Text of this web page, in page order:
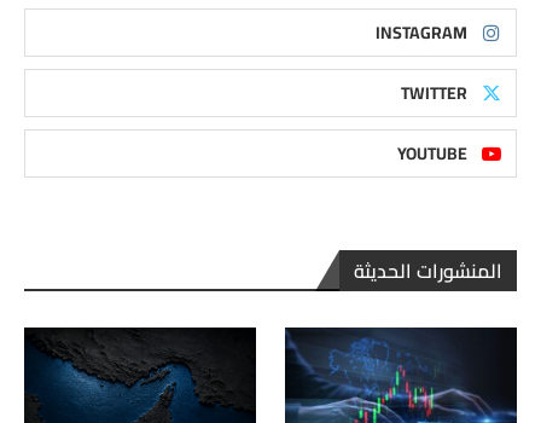
INSTAGRAM
TWITTER
YOUTUBE
المنشورات الحديثة